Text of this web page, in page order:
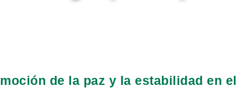
de la paz y la estabilidad en el